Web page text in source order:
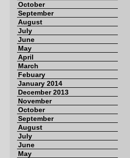
October
September
August
July
June
May
April
March
Febuary
January 2014
December 2013
November
October
September
August
July
June
May